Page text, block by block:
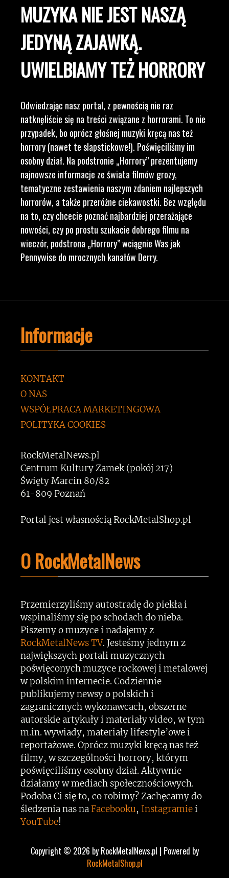
MUZYKA NIE JEST NASZĄ
JEDYNĄ ZAJAWKĄ.
UWIELBIAMY TEŻ HORRORY
Odwiedzając nasz portal, z pewnością nie raz
natknęliście się na treści związane z horrorami. To nie
przypadek, bo oprócz głośnej muzyki kręcą nas też
horrory (nawet te slapstickowe!). Poświęciliśmy im
osobny dział. Na podstronie „Horrory” prezentujemy
najnowsze informacje ze świata filmów grozy,
tematyczne zestawienia naszym zdaniem najlepszych
horrorów, a także przeróżne ciekawostki. Bez względu
na to, czy chcecie poznać najbardziej przerażające
nowości, czy po prostu szukacie dobrego filmu na
wieczór, podstrona „Horrory” wciągnie Was jak
Pennywise do mrocznych kanałów Derry.
Informacje
KONTAKT
O NAS
WSPÓŁPRACA MARKETINGOWA
POLITYKA COOKIES
RockMetalNews.pl
Centrum Kultury Zamek (pokój 217)
Święty Marcin 80/82
61-809 Poznań
Portal jest własnością RockMetalShop.pl
O RockMetalNews
Przemierzyliśmy autostradę do piekła i
wspinaliśmy się po schodach do nieba.
Piszemy o muzyce i nadajemy z
RockMetalNews TV. Jesteśmy jednym z
największych portali muzycznych
poświęconych muzyce rockowej i metalowej
w polskim internecie. Codziennie
publikujemy newsy o polskich i
zagranicznych wykonawcach, obszerne
autorskie artykuły i materiały video, w tym
m.in. wywiady, materiały lifestyle’owe i
reportażowe. Oprócz muzyki kręcą nas też
filmy, w szczególności horrory, którym
poświęciliśmy osobny dział. Aktywnie
działamy w mediach społecznościowych.
Podoba Ci się to, co robimy? Zachęcamy do
śledzenia nas naFacebooku, Instagramiei
YouTube!
Copyright © 2026 by RockMetalNews.pl | Powered by
RockMetalShop.pl